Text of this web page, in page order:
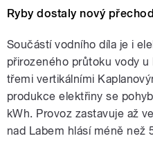
Ryby dostaly nový přechod
Součástí vodního díla je i
přirozeného průtoku vody
třemi vertikálními
produkce elektřiny se
kWh. Provoz zastavuje až
nad Labem hlásí méně než